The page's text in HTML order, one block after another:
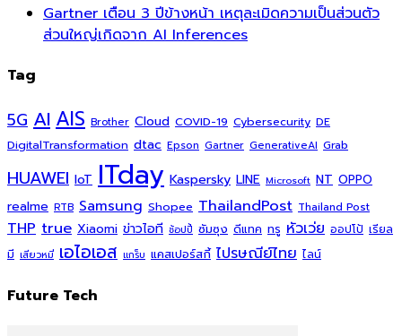
Gartner เตือน 3 ปีข้างหน้า เหตุละเมิดความเป็นส่วนตัว
ส่วนใหญ่เกิดจาก AI Inferences
Tag
5G AI AIS Brother Cloud COVID-19 Cybersecurity DE
DigitalTransformation dtac Epson Gartner GenerativeAI Grab
HUAWEI IoT ITday Kaspersky LINE Microsoft NT OPPO
realme RTB Samsung Shopee ThailandPost Thailand Post
THP true Xiaomi ข่าวไอที ช้อปปี้ ซัมซุง ดีแทค ทรู หัวเว่ย ออปโป้ เรียล
มี เสียวหมี่ เอไอเอส แกร็บ แคสเปอร์สกี้ ไปรษณีย์ไทย ไลน์
Future Tech